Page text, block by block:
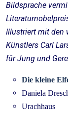
Bildsprache
Illustriert mit den
Künstlers Carl
für Jung und
Die kleine
Daniela
Urachhaus